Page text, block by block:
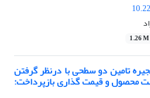
1.26 M
تامین دو سطحی با درنظر گرفتن
محصول و قیمت گذاری بازپرداخت: